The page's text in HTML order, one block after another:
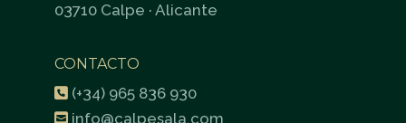
03710 Calpe · Alicante
CONTACTO
(+34) 965 836 930
info@calpesala.com